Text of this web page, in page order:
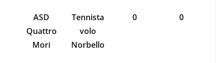
ASD
Quattro
Mori
Tennista
volo
Norbello
0 0